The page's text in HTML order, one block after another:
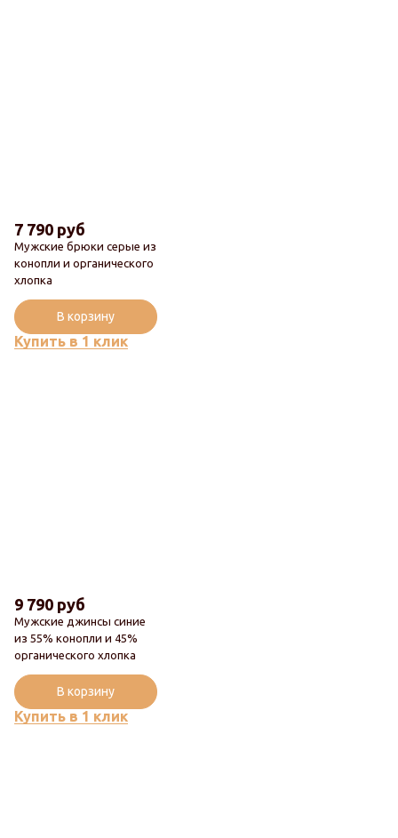
Новинка
Популярный
Мужские брюки серые из
конопли и органического
хлопка
7 790 руб
Купить в 1 клик
В корзину
Новинка
Популярный
Мужские джинсы синие
из 55% конопли и 45%
органического хлопка
9 790 руб
Купить в 1 клик
В корзину